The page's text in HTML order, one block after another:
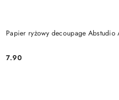
Papier ryżowy decoupage Abstudio
Cena:
7.90